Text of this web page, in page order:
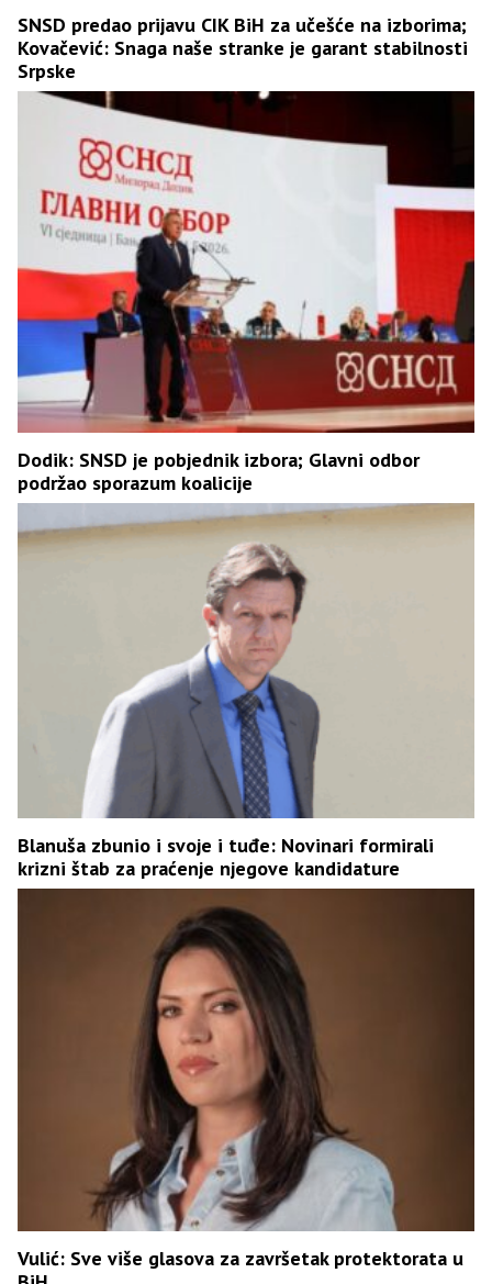
SNSD predao prijavu CIK BiH za učešće na izborima;
Kovačević: Snaga naše stranke je garant stabilnosti
Srpske
Dodik: SNSD je pobjednik izbora; Glavni odbor
podržao sporazum koalicije
Blanuša zbunio i svoje i tuđe: Novinari formirali
krizni štab za praćenje njegove kandidature
Vulić: Sve više glasova za završetak protektorata u